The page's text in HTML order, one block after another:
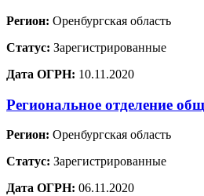
Регион: Оренбургская область
Статус: Зарегистрированные
Дата ОГРН: 10.11.2020
Региональное отделение
Регион: Оренбургская область
Статус: Зарегистрированные
Дата ОГРН: 06.11.2020